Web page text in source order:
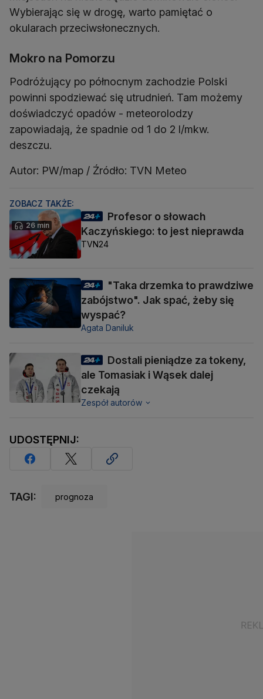
Wybierając się w drogę, warto pamiętać o
okularach przeciwsłonecznych.
Mokro na Pomorzu
Podróżujący po północnym zachodzie Polski
powinni spodziewać się utrudnień. Tam możemy
doświadczyć opadów - meteorolodzy
zapowiadają, że spadnie od 1 do 2 l/mkw.
deszczu.
Autor: PW/map / Źródło: TVN Meteo
ZOBACZ TAKŻE:
26 min
Profesor o słowach
Kaczyńskiego: to jest nieprawda
TVN24
"Taka drzemka to prawdziwe
zabójstwo". Jak spać, żeby się
wyspać?
Agata Daniluk
Dostali pieniądze za tokeny,
ale Tomasiak i Wąsek dalej
czekają
Zespół autorów
UDOSTĘPNIJ:
TAGI: prognoza